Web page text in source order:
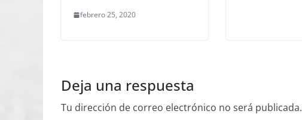
febrero 25, 2020
Deja una respuesta
Tu dirección de correo electrónico no será publicada.